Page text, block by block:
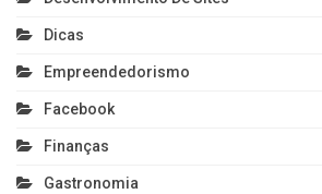
Dicas
Empreendedorismo
Facebook
Finanças
Gastronomia